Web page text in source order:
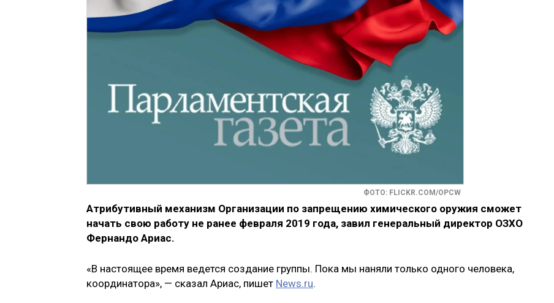
ФОТО: FLICKR.COM/OPCW
Атрибутивный механизм Организации по запрещению химического оружия сможет
начать свою работу не ранее февраля 2019 года, завил генеральный директор ОЗХО
Фернандо Ариас.
«В настоящее время ведется создание группы. Пока мы наняли только одного человека,
координатора», — сказал Ариас, пишет News.ru.